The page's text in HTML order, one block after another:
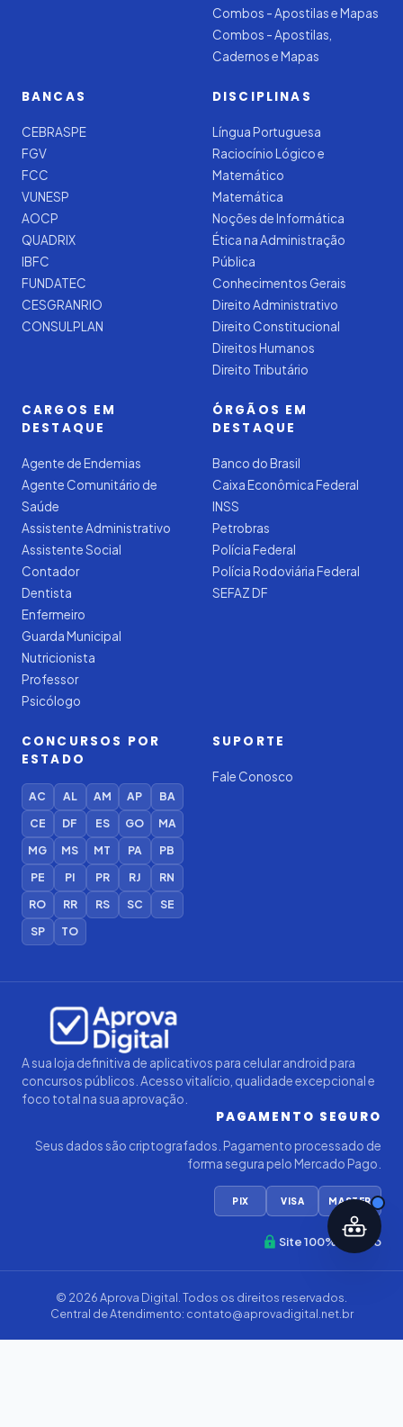
Combos - Apostilas e Mapas
Combos - Apostilas,
Cadernos e Mapas
BANCAS
CEBRASPE
FGV
FCC
VUNESP
AOCP
QUADRIX
IBFC
FUNDATEC
CESGRANRIO
CONSULPLAN
DISCIPLINAS
Língua Portuguesa
Raciocínio Lógico e
Matemático
Matemática
Noções de Informática
Ética na Administração
Pública
Conhecimentos Gerais
Direito Administrativo
Direito Constitucional
Direitos Humanos
Direito Tributário
CARGOS EM
DESTAQUE
Agente de Endemias
Agente Comunitário de
Saúde
Assistente Administrativo
Assistente Social
Contador
Dentista
Enfermeiro
Guarda Municipal
Nutricionista
Professor
Psicólogo
ÓRGÃOS EM
DESTAQUE
Banco do Brasil
Caixa Econômica Federal
INSS
Petrobras
Polícia Federal
Polícia Rodoviária Federal
SEFAZ DF
CONCURSOS POR
ESTADO
AC AL AM AP
BA
CE
DF ES GO
MA
MG
MS MT PA
PB
PE
PI PR RJ
RN
RO
RR RS SC
SE
SP
TO
SUPORTE
Fale Conosco
A sua loja definitiva de aplicativos para celular android para
concursos públicos. Acesso vitalício, qualidade excepcional e
foco total na sua aprovação.
PAGAMENTO SEGURO
Seus dados são criptografados. Pagamento processado de
forma segura pelo Mercado Pago.
PIX VISA MASTER
Site 100% Seguro
© 2026Aprova Digital . Todos os direitos reservados.
Central de Atendimento: contato@aprovadigital.net.br